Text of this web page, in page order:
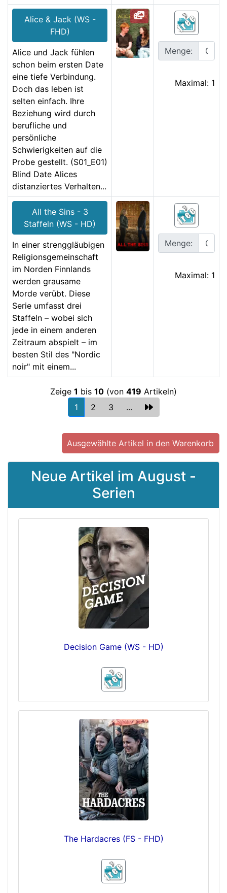
Alice & Jack (WS -
FHD)
Alice und Jack fühlen
schon beim ersten Date
eine tiefe Verbindung.
Doch das leben ist
selten einfach. Ihre
Beziehung wird durch
berufliche und
persönliche
Schwierigkeiten auf die
Probe gestellt. (S01_E01)
Blind Date Alices
distanziertes Verhalten...
Menge:
Maximal: 1
All the Sins - 3
Staffeln (WS - HD)
In einer strenggläubigen
Religionsgemeinschaft
im Norden Finnlands
werden grausame
Morde verübt. Diese
Serie umfasst drei
Staffeln – wobei sich
jede in einem anderen
Zeitraum abspielt – im
besten Stil des "Nordic
noir" mit einem...
Menge:
Maximal: 1
Zeige 1 bis 10 (von 419 Artikeln)
1
2 3 ...
Neue Artikel im August -
Serien
Decision Game (WS - HD)
The Hardacres (FS - FHD)